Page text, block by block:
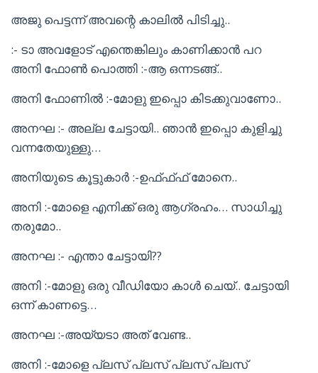
അജു പെട്ടന്ന് അവന്റെ കാലിൽ പിടിച്ചു..
:- ടാ അവളോട്‌ എന്തെങ്കിലും കാണിക്കാൻ പറ
അനി ഫോൺ പൊത്തി :-ആ ഒന്നടങ്ങ്..
അനി ഫോണിൽ :-മോളു ഇപ്പൊ കിടക്കുവാണോ..
അനഘ :- അല്ല ചേട്ടായി.. ഞാൻ ഇപ്പൊ കുളിച്ചു
വന്നതേയുള്ളു…
അനിയുടെ കൂട്ടുകാർ :-ഉഫ്ഫ്ഫ് മോനെ..
അനി :-മോളെ എനിക്ക് ഒരു ആഗ്രഹം… സാധിച്ചു
തരുമോ..
അനഘ :- എന്താ ചേട്ടായി??
അനി :-മോളു ഒരു വീഡിയോ കാൾ ചെയ്.. ചേട്ടായി
ഒന്ന് കാണട്ടെ…
അനഘ :-അയ്യടാ അത് വേണ്ട..
അനി :-മോളെ പ്ലസ് പ്ലസ് പ്ലസ് പ്ലസ്